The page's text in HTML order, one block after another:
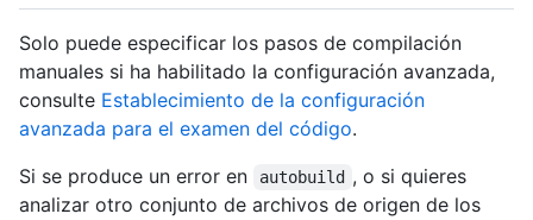
Solo puede especificar los pasos de compilación
manuales si ha habilitado la configuración avanzada,
consulte Establecimiento de la configuración
avanzada para el examen del código.
Si se produce un error en
autobuild , o si quieres
analizar otro conjunto de archivos de origen de los